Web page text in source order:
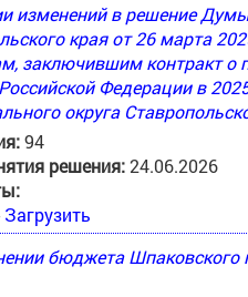
изменений в решение
края от 26 марта
заключившим контракт о
Федерации в
округа
94
решения:24.06.2026
Загрузить
бюджета Шпаковского